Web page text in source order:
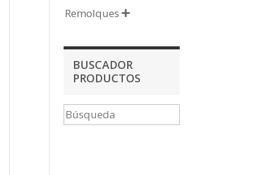
Remolques 
BUSCADOR
PRODUCTOS